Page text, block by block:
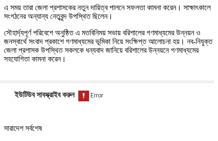
এ সময় তারা জেলা প্রশাসকের নতুন দায়িত্ব পালনে সফলতা কামনা করেন। সাক্ষাৎকালে
সংগঠনের অন্যান্য নেতৃবৃন্দ উপস্থিত ছিলেন।
সৌহার্দ্যপূর্ণ পরিবেশে অনুষ্ঠিত এ মতবিনিময় সভায় বরিশালের গণমাধ্যমের উন্নয়ন ও
জনস্বার্থে সংবাদ প্রকাশে গণমাধ্যমের ভূমিকা নিয়ে সংক্ষিপ্ত আলোচনা হয়। নব-নিযুক্ত
জেলা প্রশাসক উপস্থিত সকলকে ধন্যবাদ জানিয়ে বরিশালের উন্নয়নে গণমাধ্যমের
সহযোগিতা কামনা করেন।
ইউটিউব সাবস্ক্রাইব করুন
সারাদেশ সর্বশেষ